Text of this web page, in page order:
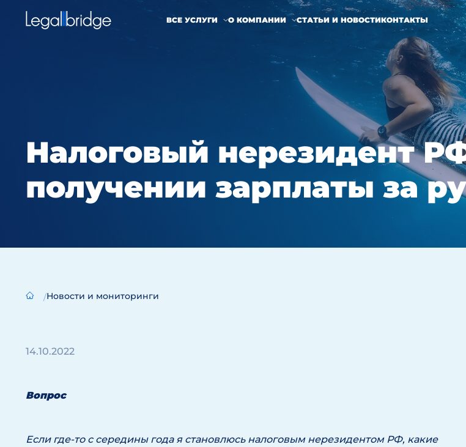
ВСЕ УСЛУГИ О КОМПАНИИ СТАТЬИ И НОВОСТИКОНТАКТЫ
Налоговый нерезидент
получении зарплаты за
Новости и мониторинги
14.10.2022
Вопрос
Если где-то с середины года я становлюсь налоговым нерезидентом РФ, какие